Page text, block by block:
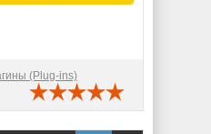
(Plug-ins)